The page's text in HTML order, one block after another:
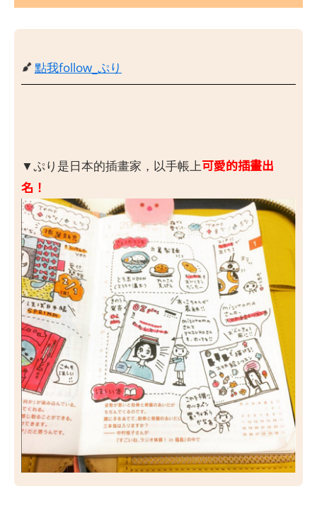
點我follow_ぷり
▼ぷり是日本的插畫家，以手帳上可愛的插畫出
名！